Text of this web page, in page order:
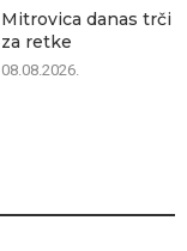
Mitrovica danas trči
za retke
08.08.2026.